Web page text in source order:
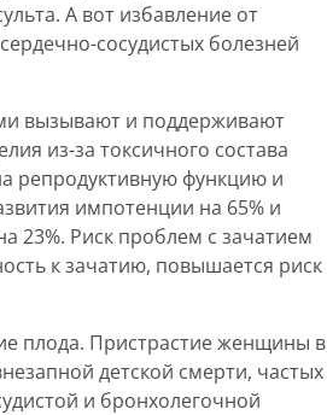
А вот избавление от
сосудистых болезней
вызывают и поддерживают
из-за токсичного состава
репродуктивную функцию и
импотенции на 65% и
23%. Риск проблем с зачатием
к зачатию, повышается риск
плода. Пристрастие женщины в
детской смерти, частых
и бронхолегочной